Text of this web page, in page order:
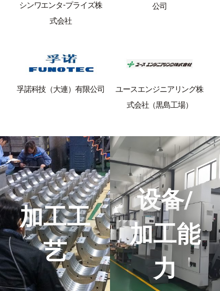
シンワエンタ-プライズ株
式会社
公司
孚諾科技（大連）有限公司
ユースエンジニアリング株
式会社（黒島工場）
加工工
艺
设备/
加工能
力